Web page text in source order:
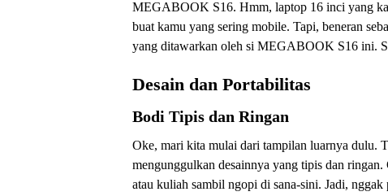
MEGABOOK S16. Hmm, laptop 16 inci yang
buat kamu yang sering mobile. Tapi, beneran
yang ditawarkan oleh si MEGABOOK S16 ini.
Desain dan Portabilitas
Bodi Tipis dan Ringan
Oke, mari kita mulai dari tampilan luarnya
mengunggulkan desainnya yang tipis dan
atau kuliah sambil ngopi di sana-sini. Jadi,